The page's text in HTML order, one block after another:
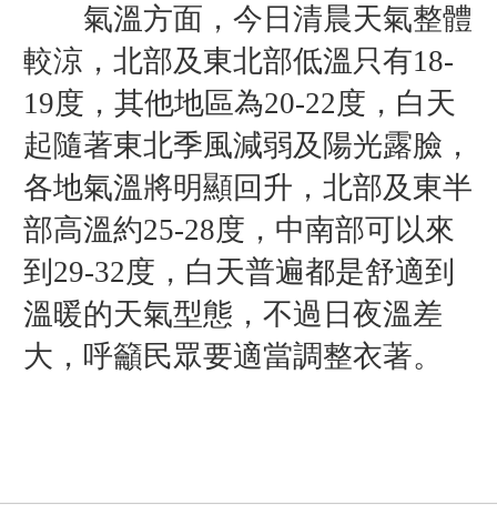
氣溫方面，今日清晨天氣整體
較涼，北部及東北部低溫只有18-
19度，其他地區為20-22度，白天
起隨著東北季風減弱及陽光露臉，
各地氣溫將明顯回升，北部及東半
部高溫約25-28度，中南部可以來
到29-32度，白天普遍都是舒適到
溫暖的天氣型態，不過日夜溫差
大，呼籲民眾要適當調整衣著。